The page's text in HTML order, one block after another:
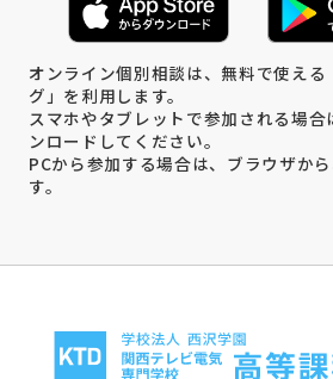
オンライン個別相談は、無料で使える
グ」を利用します。
スマホやタブレットで参加される場
ンロードしてください。
PCから参加する場合は、ブラウザか
す。